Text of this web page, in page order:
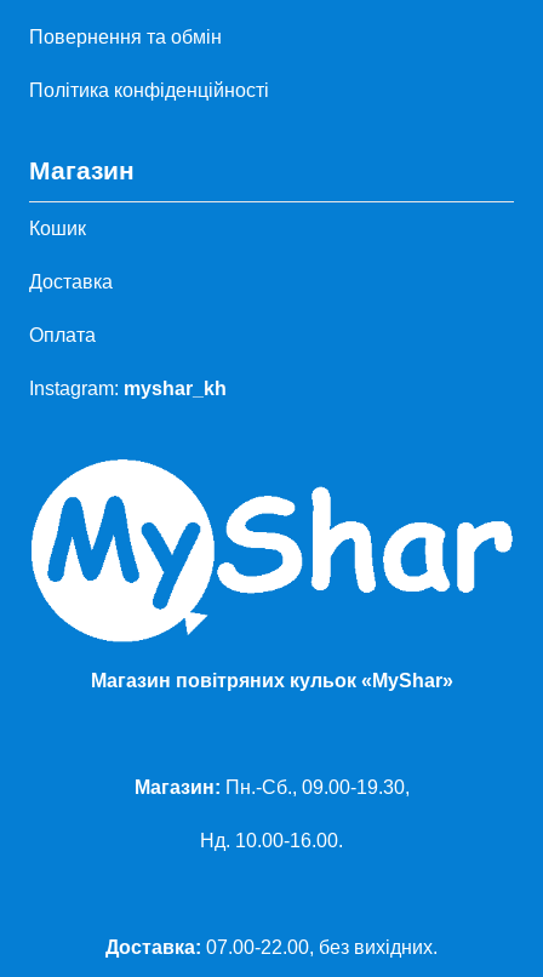
Повернення та обмін
Політика конфіденційності
Магазин
Кошик
Доставка
Оплата
Instagram: myshar_kh
Магазин повітряних кульок «MyShar»
Магазин: Пн.-Сб., 09.00-19.30,
Нд. 10.00-16.00.
Доставка: 07.00-22.00, без вихідних.